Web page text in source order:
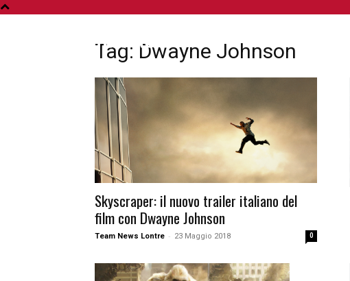
Tag: Dwayne Johnson
Skyscraper: il nuovo trailer italiano del
film con Dwayne Johnson
Team News Lontre - 23 Maggio 2018 0